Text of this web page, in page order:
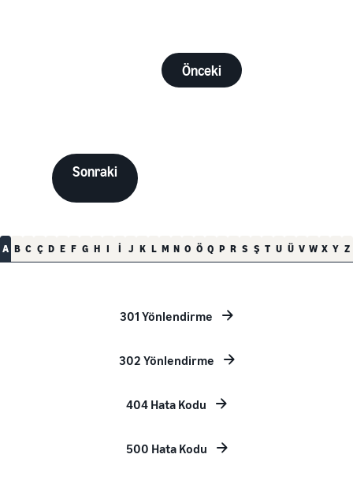
Önceki
Sonraki
A B C Ç D E F G H I İ J K L M N O Ö Q P R S Ş T U Ü V W X Y Z
301 Yönlendirme
302 Yönlendirme
404 Hata Kodu
500 Hata Kodu